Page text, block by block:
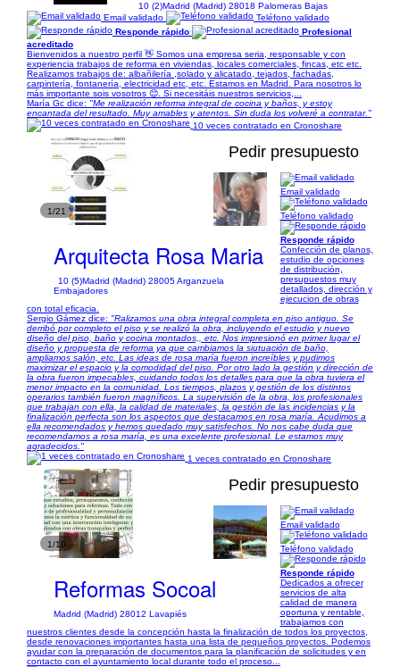
10 (2)Madrid (Madrid) 28018 Palomeras Bajas
Email validado
Teléfono validado
Responde rápido
Profesional
acreditado
Bienvenidos a nuestro perfil 👋 Somos una empresa seria, responsable y con
experiencia trabajos de reforma en viviendas, locales comerciales, fincas, etc etc.
Realizamos trabajos de: albañilería ,solado y alicatado, tejados, fachadas,
carpintería, fontanería, electricidad etc, etc. Estamos en Madrid. Para nosotros lo
más importante sois vosotros 😊. Si necesitáis nuestros servicios,...
María Gc dice: "Me realización reforma integral de cocina y baños, y estoy
encantada del resultado. Muy amables y atentos. Sin duda los volveré a contratar."
10 veces contratado en Cronoshare
1/21
Pedir presupuesto
Arquitecta Rosa Maria
10 (5)Madrid (Madrid) 28005 Arganzuela
Embajadores
Email validado
Teléfono validado
Responde rápido
Confección de planos,
estudio de opciones
de distribución,
presupuestos muy
detallados, dirección y
ejecucion de obras
con total eficacia.
Sergio Gámez dice: "Ralizamos una obra integral completa en piso antiguo. Se
derribó por completo el piso y se realizó la obra, incluyendo el estudio y nuevo
diseño del piso, baño y cocina montados,, etc. Nos impresionó en primer lugar el
diseño y propuesta de reforma ya que cambiamos la siutuación de baño,
ampliamos salón, etc. Las ideas de rosa maría fueron increíbles y pudimos
maximizar el espacio y la comodidad del piso. Por otro lado la gestión y dirección de
la obra fueron impecables, cuidando todos los detalles para que la obra tuviera el
menor impacto en la comunidad. Los tiempos, plazos y gestión de los distintos
operarios también fueron magníficos. La supervisión de la obra, los profesionales
que trabajan con ella, la calidad de materiales, la gestión de las incidencias y la
finalización perfecta son los aspectos que destacamos en rosa maría. Acudimos a
ella recomendados y hemos quedado muy satisfechos. No nos cabe duda que
recomendamos a rosa maría, es una excelente profesional. Le estamos muy
agradecidos."
1 veces contratado en Cronoshare
1/10
Pedir presupuesto
Reformas Socoal
Madrid (Madrid) 28012 Lavapiés
Email validado
Teléfono validado
Responde rápido
Dedicados a ofrecer
servicios de alta
calidad de manera
oportuna y rentable,
trabajamos con
nuestros clientes desde la concepción hasta la finalización de todos los proyectos,
desde renovaciones importantes hasta una lista de pequeños proyectos. Podemos
ayudar con la preparación de documentos para la planificación de solicitudes y en
contacto con el ayuntamiento local durante todo el proceso...